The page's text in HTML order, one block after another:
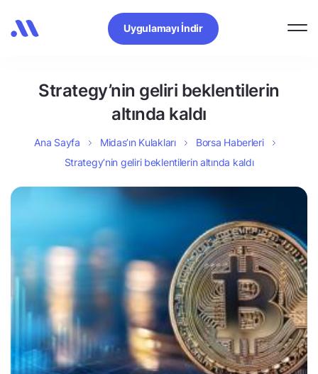
Uygulamayı İndir
Strategy’nin geliri beklentilerin
altında kaldı
Ana Sayfa Midas’ın Kulakları
Borsa Haberleri
Strategy’nin geliri beklentilerin altında kaldı